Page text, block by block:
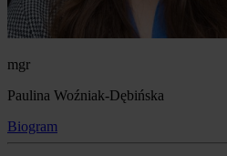
mgr
Paulina Woźniak-Dębińska
Biogram